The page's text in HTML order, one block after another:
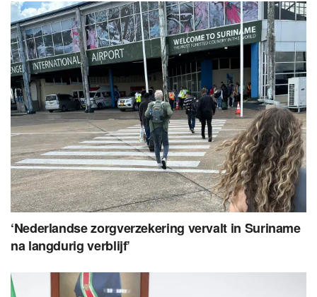
‘Nederlandse zorgverzekering vervalt in Suriname
na langdurig verblijf’